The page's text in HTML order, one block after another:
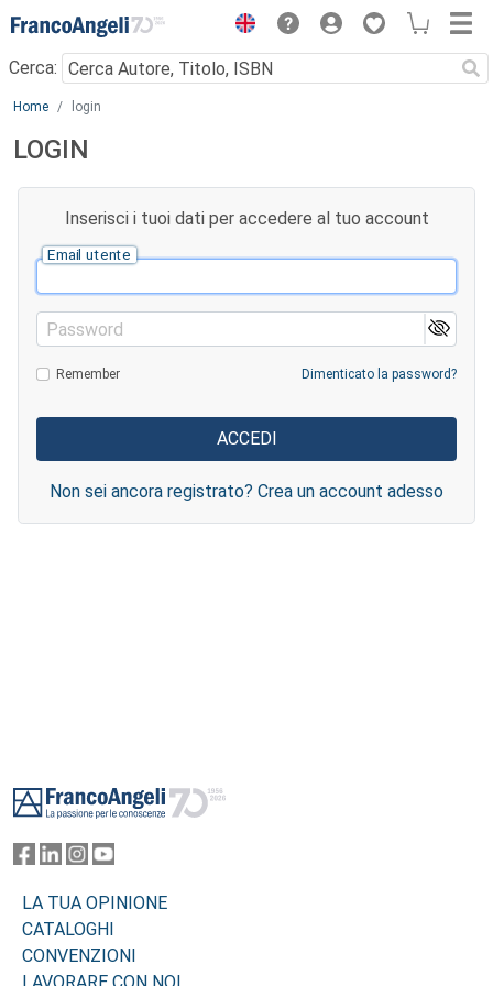
Menu
Cerca:
Main content
Home login
LOGIN
Inserisci i tuoi dati per accedere al tuo account
Email utente
Password
Remember Dimenticato la password?
Non sei ancora registrato? Crea un account adesso
LA TUA OPINIONE
CATALOGHI
CONVENZIONI